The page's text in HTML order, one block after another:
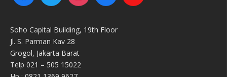
Soho Capital Building, 19th Floor
Jl. S. Parman Kav 28
Grogol, Jakarta Barat
Telp 021 – 505 15022